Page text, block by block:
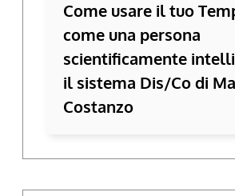
Come usare il tuo
come una persona
scientificamente
il sistema Dis/Co di
Costanzo